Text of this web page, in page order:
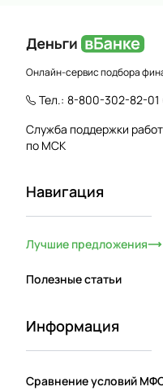
Онлайн-сервис подбора
Тел.: 8-800-302-82-01
Служба поддержки
по МСК
Навигация
Лучшие предложения
Полезные статьи
Информация
Сравнение условий